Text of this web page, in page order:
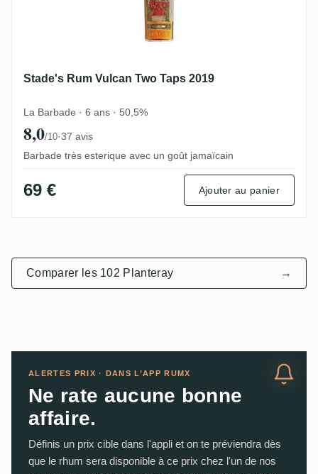
Stade's Rum Vulcan Two Taps 2019
La Barbade · 6 ans · 50,5%
8,0/10·37 avis
Barbade très esterique avec un goût jamaïcain
69 € Ajouter au panier
Comparer les 102 Planteray →
ALERTES PRIX · DANS L’APP RUMX
Ne rate aucune bonne
affaire.
Définis un prix cible dans l'appli et on te préviendra dès
que le rhum sera disponible à ce prix chez l'un de nos